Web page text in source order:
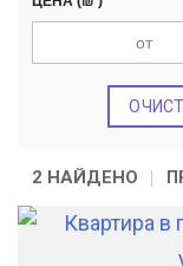
2 НАЙДЕНО